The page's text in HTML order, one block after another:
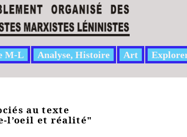
M-L Analyse, Histoire Art
au texte
l’oeil et réalité"